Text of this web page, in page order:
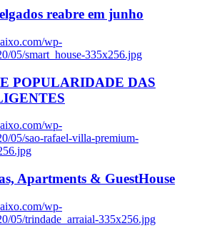
reabre em junho
wp-
05/smart_house-335x256.jpg
POPULARIDADE DAS
wp-
05/sao-rafael-villa-premium-
Apartments & GuestHouse
wp-
05/trindade_arraial-335x256.jpg